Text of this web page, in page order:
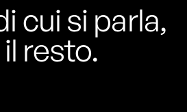
cui si parla,
resto.